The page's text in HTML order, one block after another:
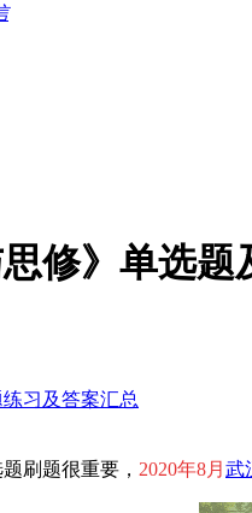
修》单选题
习及答案汇总
刷题很重要， 2020年8月 武